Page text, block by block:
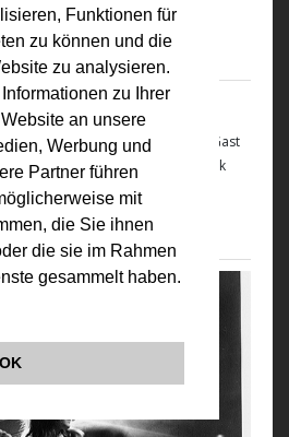
Funktionen für
zu können und die
zu analysieren.
zu Ihrer
an unsere
Werbung und
Partner führen
mit
die Sie ihnen
die sie im Rahmen
gesammelt haben.
OK
des undependent film center zu Gast
Performance "Genitalpanik"
Frank
Performance Art to Life - Video